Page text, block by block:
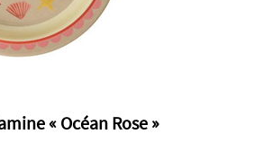
« Océan Rose »